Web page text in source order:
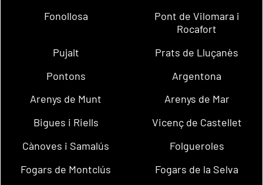
Fonollosa
Pont de Vilomara i
Rocafort
Pujalt
Prats de Lluçanès
Pontons
Argentona
Arenys de Munt
Arenys de Mar
Bigues i Riells
Vicenç de Castellet
Cànoves i Samalús
Folgueroles
Fogars de Montclús
Fogars de la Selva